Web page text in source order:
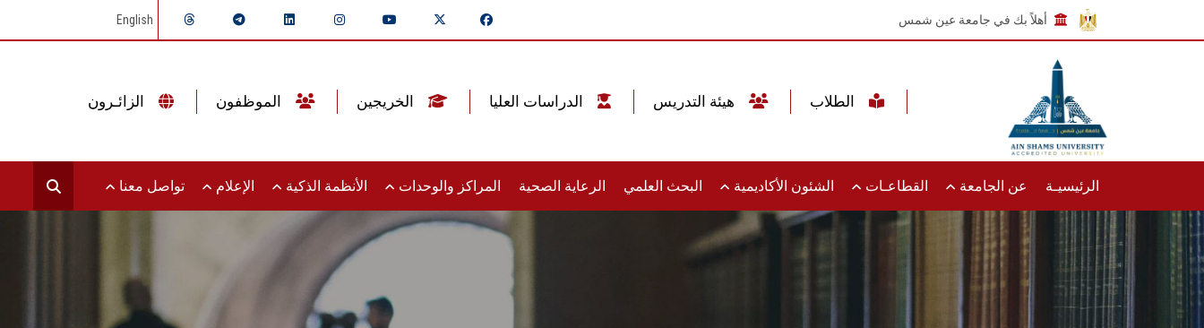
أهلاً بك في جامعة عين شمس English
الرئيسيـة عن الجامعة القطاعـات الشئون الأكاديمية البحث العلمي الرعاية الصحية المراكز والوحدات الأنظمة الذكية الإعلام تواصل معنا